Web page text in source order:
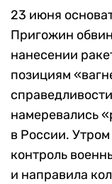
23 июня
Пригожин
нанесении
позициям
намеревались
в России.
контроль
и направила